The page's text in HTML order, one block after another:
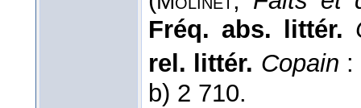
Fréq. abs. littér.
rel. littér. Copain :
b) 2 710.